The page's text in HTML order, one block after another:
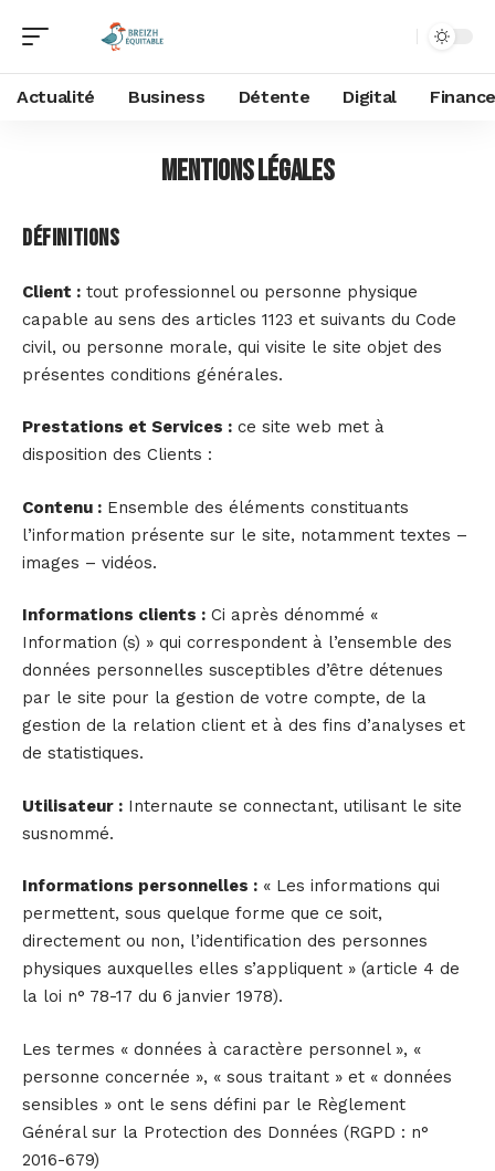
Actualité Business Détente Digital Finance
Mentions légales
Définitions
Client : tout professionnel ou personne physique
capable au sens des articles 1123 et suivants du Code
civil, ou personne morale, qui visite le site objet des
présentes conditions générales.
Prestations et Services : ce site web met à
disposition des Clients :
Contenu : Ensemble des éléments constituants
l’information présente sur le site, notamment textes –
images – vidéos.
Informations clients : Ci après dénommé «
Information (s) » qui correspondent à l’ensemble des
données personnelles susceptibles d’être détenues
par le site pour la gestion de votre compte, de la
gestion de la relation client et à des fins d’analyses et
de statistiques.
Utilisateur : Internaute se connectant, utilisant le site
susnommé.
Informations personnelles : « Les informations qui
permettent, sous quelque forme que ce soit,
directement ou non, l’identification des personnes
physiques auxquelles elles s’appliquent » (article 4 de
la loi n° 78-17 du 6 janvier 1978).
Les termes « données à caractère personnel », «
personne concernée », « sous traitant » et « données
sensibles » ont le sens défini par le Règlement
Général sur la Protection des Données (RGPD : n°
2016-679)